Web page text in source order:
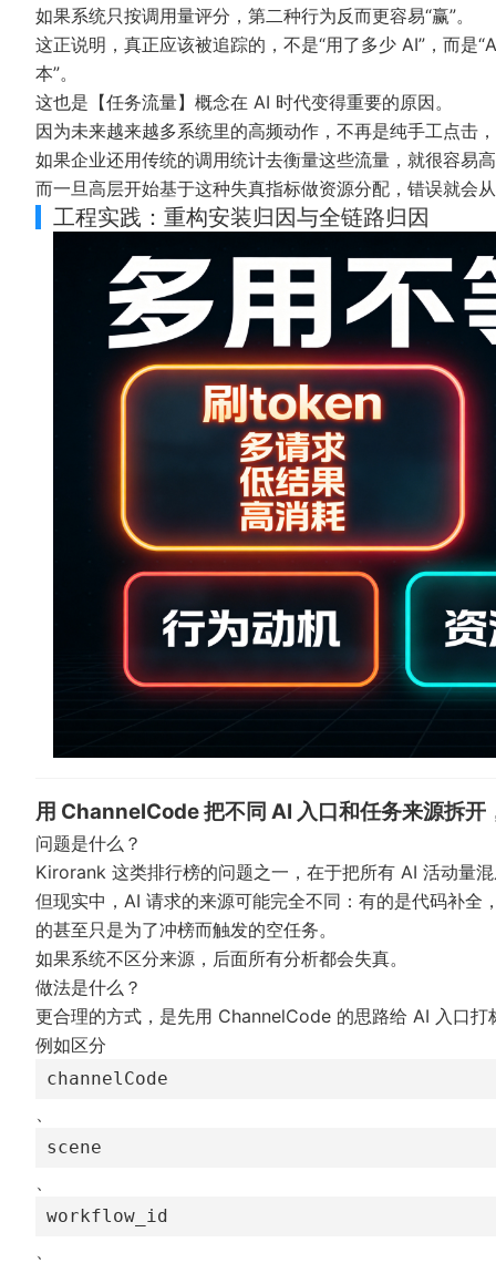
如果系统只按调用量评分，第二种行为反而更容易“赢”。
这正说明，真正应该被追踪的，不是“用了多少 AI”，而是
本”。
这也是【任务流量】概念在 AI 时代变得重要的原因。
因为未来越来越多系统里的高频动作，不再是纯手工点击
如果企业还用传统的调用统计去衡量这些流量，就很容易
而一旦高层开始基于这种失真指标做资源分配，错误就会
工程实践：重构安装归因与全链路归因
用 ChannelCode 把不同 AI 入口和任务来源拆开
问题是什么？
Kirorank 这类排行榜的问题之一，在于把所有 AI 活动量
但现实中，AI 请求的来源可能完全不同：有的是代码补
的甚至只是为了冲榜而触发的空任务。
如果系统不区分来源，后面所有分析都会失真。
做法是什么？
更合理的方式，是先用 ChannelCode 的思路给 AI 入口打
例如区分
channelCode
scene
workflow_id